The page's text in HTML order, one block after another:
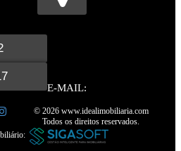
E-MAIL:
© 2026 www.idealimobiliaria.com
Todos os direitos reservados.